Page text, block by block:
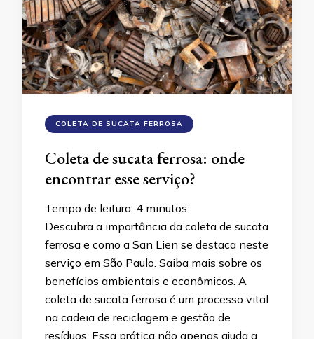
COLETA DE SUCATA FERROSA
Coleta de sucata ferrosa: onde
encontrar esse serviço?
Tempo de leitura: 4 minutos
Descubra a importância da coleta de sucata
ferrosa e como a San Lien se destaca neste
serviço em São Paulo. Saiba mais sobre os
benefícios ambientais e econômicos. A
coleta de sucata ferrosa é um processo vital
na cadeia de reciclagem e gestão de
resíduos. Essa prática não apenas ajuda a